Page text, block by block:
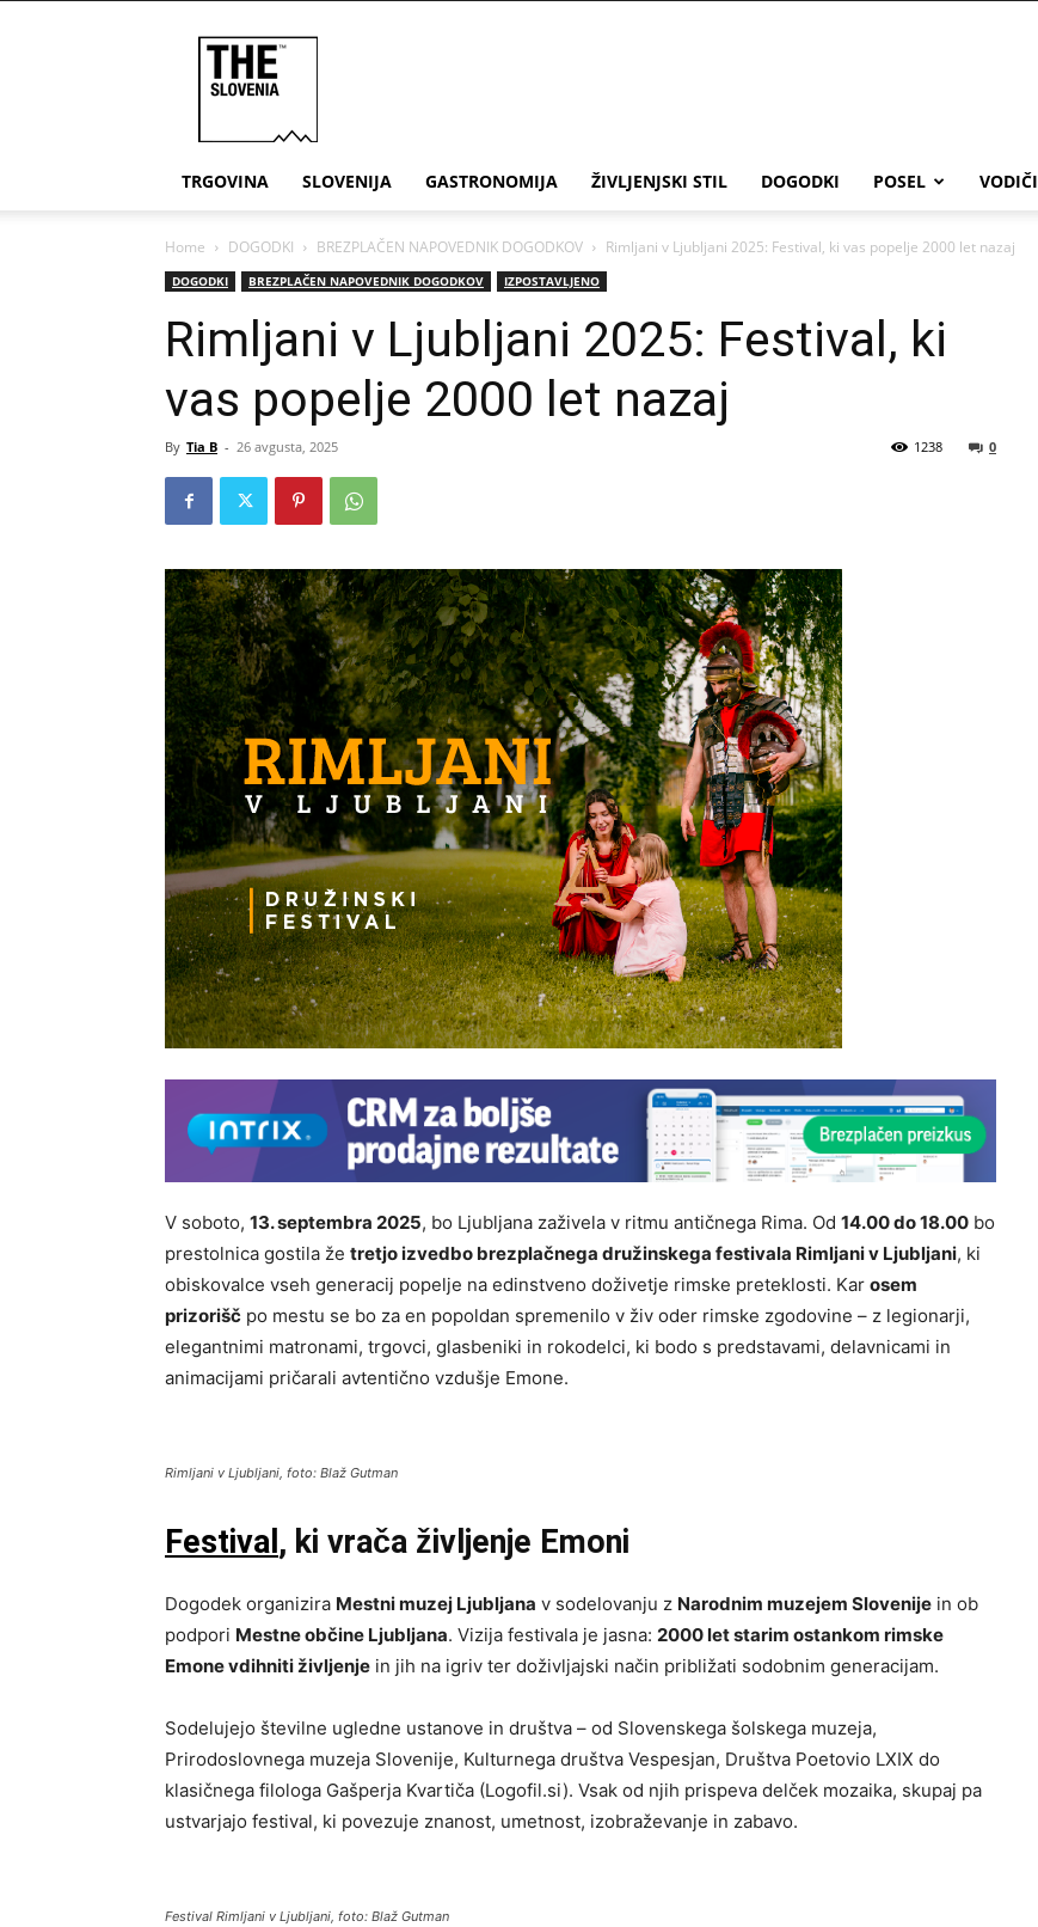
TRGOVINA SLOVENIJA GASTRONOMIJA ŽIVLJENJSKI STIL DOGODKI POSEL VODIČI
Home DOGODKI BREZPLAČEN NAPOVEDNIK DOGODKOV Rimljani v Ljubljani 2025: Festival, ki vas popelje 2000 let nazaj
DOGODKI BREZPLAČEN NAPOVEDNIK DOGODKOV IZPOSTAVLJENO
Rimljani v Ljubljani 2025: Festival, ki
vas popelje 2000 let nazaj
By Tia B - 26 avgusta, 2025 0
1238
V soboto, 13. septembra 2025, bo Ljubljana zaživela v ritmu antičnega Rima. Od 14.00 do 18.00 bo
prestolnica gostila že tretjo izvedbo brezplačnega družinskega festivala Rimljani v Ljubljani, ki
obiskovalce vseh generacij popelje na edinstveno doživetje rimske preteklosti. Kar osem
prizorišč po mestu se bo za en popoldan spremenilo v živ oder rimske zgodovine – z legionarji,
elegantnimi matronami, trgovci, glasbeniki in rokodelci, ki bodo s predstavami, delavnicami in
animacijami pričarali avtentično vzdušje Emone.
Rimljani v Ljubljani, foto: Blaž Gutman
Festival , ki vrača življenje Emoni
Dogodek organizira Mestni muzej Ljubljana v sodelovanju z Narodnim muzejem Slovenije in ob
podpori Mestne občine Ljubljana. Vizija festivala je jasna: 2000 let starim ostankom rimske
Emone vdihniti življenje in jih na igriv ter doživljajski način približati sodobnim generacijam.
Sodelujejo številne ugledne ustanove in društva – od Slovenskega šolskega muzeja,
Prirodoslovnega muzeja Slovenije, Kulturnega društva Vespesjan, Društva Poetovio LXIX do
klasičnega filologa Gašperja Kvartiča (Logofil.si). Vsak od njih prispeva delček mozaika, skupaj pa
ustvarjajo festival, ki povezuje znanost, umetnost, izobraževanje in zabavo.
Festival Rimljani v Ljubljani, foto: Blaž Gutman